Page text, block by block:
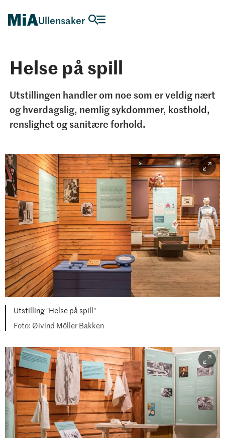
Ullensaker
Helse på spill
Utstillingen handler om noe som er veldig nært
og hverdagslig, nemlig sykdommer, kosthold,
renslighet og sanitære forhold.
Utstilling "Helse på spill"
Øivind Möller Bakken